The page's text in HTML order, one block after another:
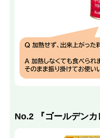
No.2 『ゴールデンカ